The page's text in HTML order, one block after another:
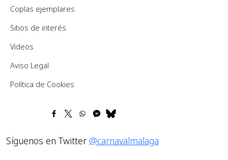
Coplas ejemplares
Sitios de interés
Videos
Pie de página
Aviso Legal
Política de Cookies
Síguenos en Twitter @carnavalmalaga